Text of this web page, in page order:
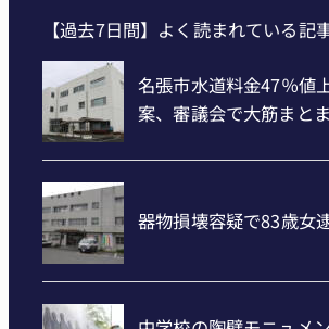
【過去7日間】よく読まれている記